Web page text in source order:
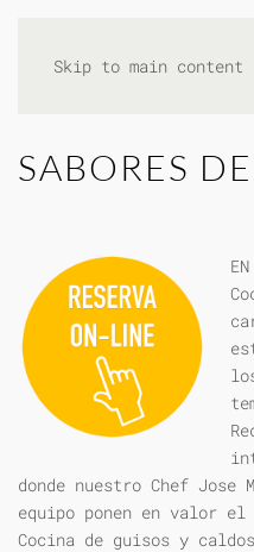
Skip to main content
SABORES
donde nuestro Chef Jose
equipo ponen en valor
Cocina de guisos y